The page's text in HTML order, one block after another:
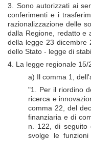
3. Sono autorizzati ai
conferimenti e i
razionalizzazione delle
dalla Regione, redatto e
della legge 23 dicembre
dello Stato - legge di
4. La legge regionale
a) Il comma 1,
"1. Per il riordino
ricerca e
comma 22, del
finanziaria e di
n. 122, di seguito
svolge le